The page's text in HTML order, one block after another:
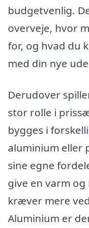
budgetvenlig.
overveje, hvor
for, og hvad du
med din nye
Derudover
stor rolle i
bygges i
aluminium eller
sine egne
give en varm
kræver mere
Aluminium er